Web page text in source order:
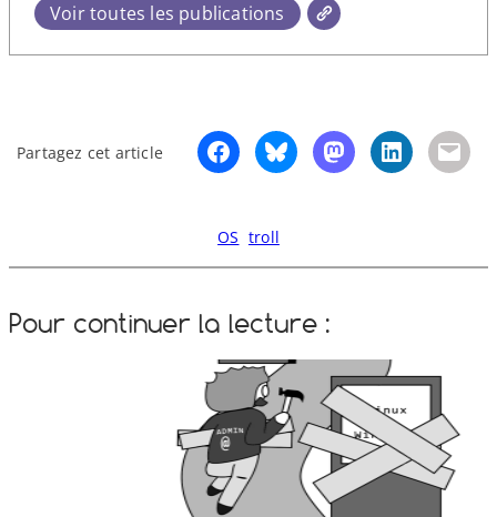
Voir toutes les publications
Partagez cet article
OS troll
Pour continuer la lecture :